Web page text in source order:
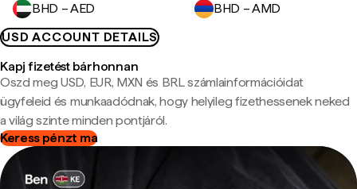
BHD – AED
BHD – AMD
USD ACCOUNT DETAILS
Kapj fizetést bárhonnan
Oszd meg USD, EUR, MXN és BRL számlainformációidat
ügyfeleid és munkaadódnak, hogy helyileg fizethessenek neked
a világ szinte minden pontjáról.
Keress pénzt ma